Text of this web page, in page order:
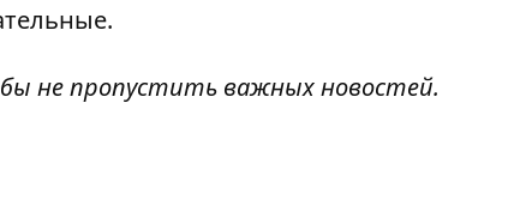
не пропустить важных новостей.